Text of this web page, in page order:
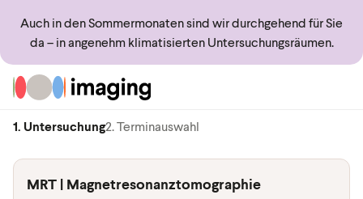
Auch in den Sommermonaten sind wir durchgehend für Sie
da – in angenehm klimatisierten Untersuchungsräumen.
Zur Startseite
1. Untersuchung2. Terminauswahl
MRT | Magnetresonanztomographie